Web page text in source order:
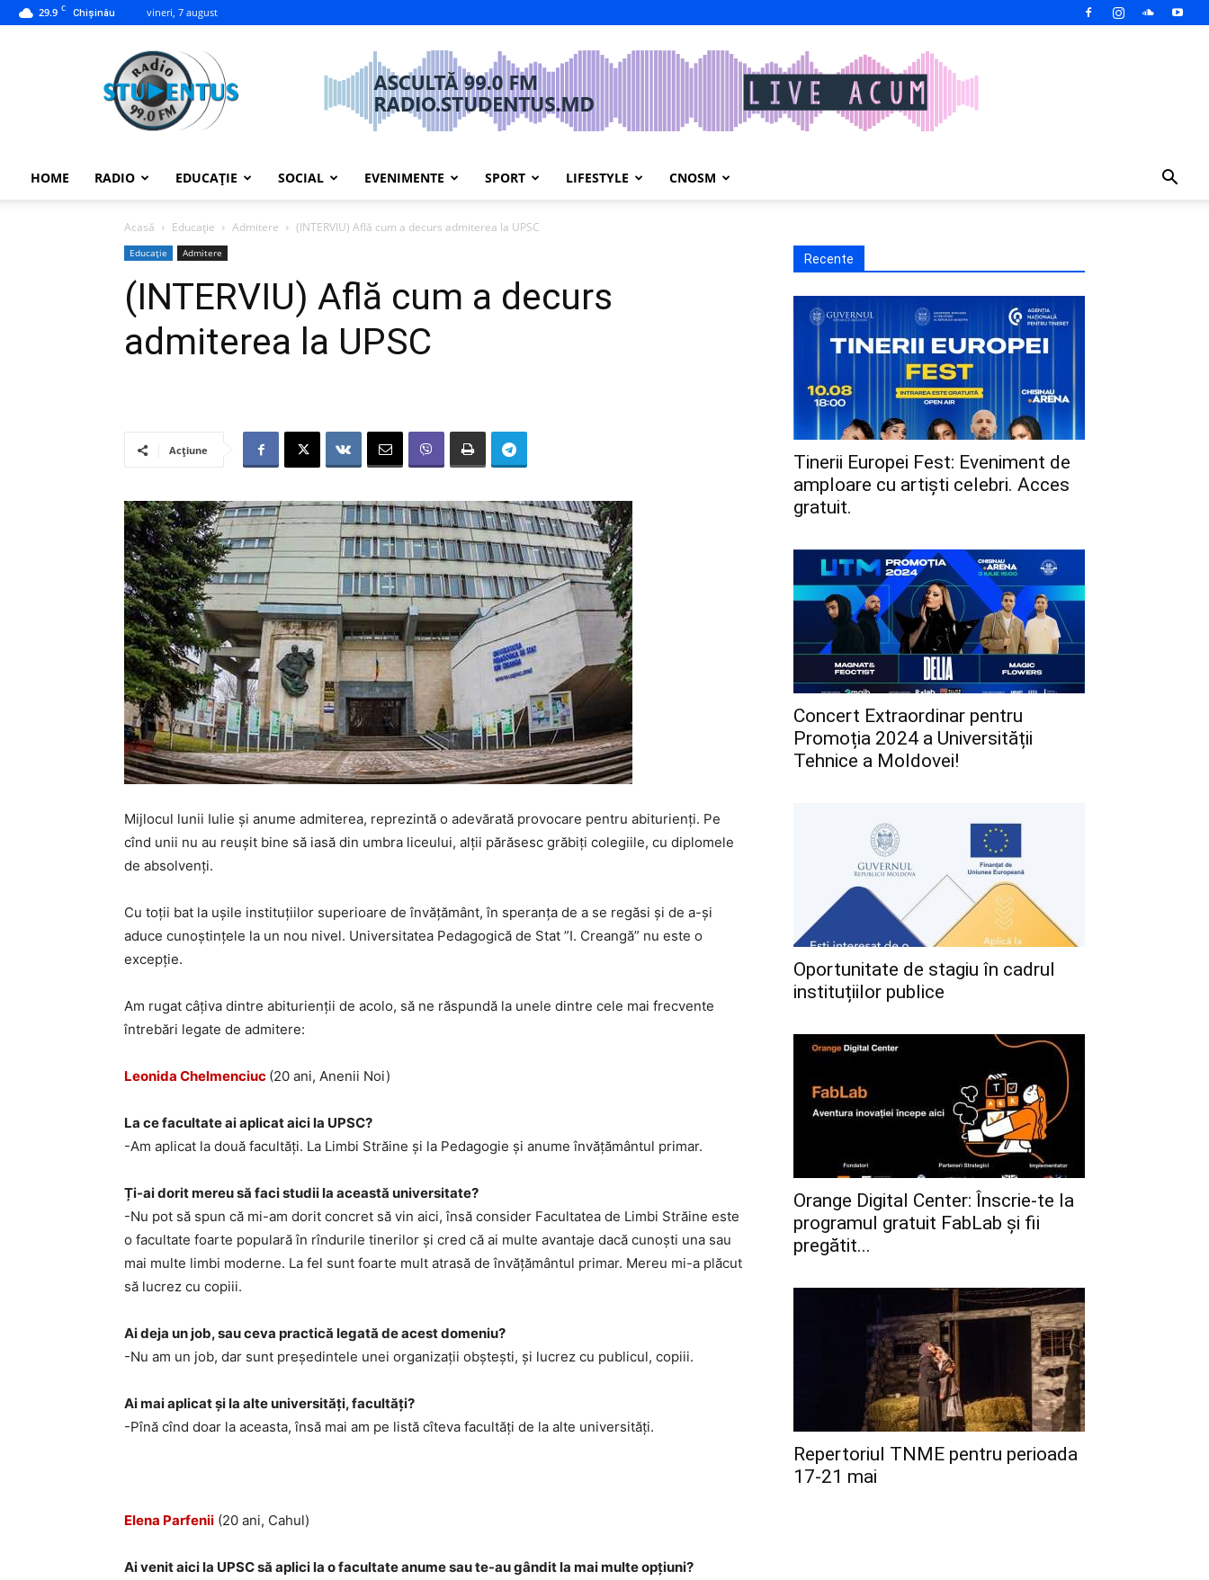
29.9 C Chișinău vineri, 7 august
studentus.md
HOME RADIO EDUCAȚIE SOCIAL EVENIMENTE SPORT LIFESTYLE CNOSM
Acasă Educație Admitere (INTERVIU) Află cum a decurs admiterea la UPSC
Educație Admitere
(INTERVIU) Află cum a decurs
admiterea la UPSC
Acțiune
Mijlocul lunii Iulie și anume admiterea, reprezintă o adevărată provocare pentru abiturienți. Pe
cînd unii nu au reușit bine să iasă din umbra liceului, alții părăsesc grăbiți colegiile, cu diplomele
de absolvenți.
Cu toții bat la ușile instituțiilor superioare de învățământ, în speranța de a se regăsi și de a-și
aduce cunoștințele la un nou nivel. Universitatea Pedagogică de Stat ”I. Creangă” nu este o
excepție.
Am rugat câțiva dintre abiturienții de acolo, să ne răspundă la unele dintre cele mai frecvente
întrebări legate de admitere:
Leonida Chelmenciuc (20 ani, Anenii Noi)
La ce facultate ai aplicat aici la UPSC?
-Am aplicat la două facultăți. La Limbi Străine și la Pedagogie și anume învățământul primar.
Ți-ai dorit mereu să faci studii la această universitate?
-Nu pot să spun că mi-am dorit concret să vin aici, însă consider Facultatea de Limbi Străine este
o facultate foarte populară în rîndurile tinerilor și cred că ai multe avantaje dacă cunoști una sau
mai multe limbi moderne. La fel sunt foarte mult atrasă de învățământul primar. Mereu mi-a plăcut
să lucrez cu copiii.
Ai deja un job, sau ceva practică legată de acest domeniu?
-Nu am un job, dar sunt președintele unei organizații obștești, și lucrez cu publicul, copiii.
Ai mai aplicat și la alte universități, facultăți?
-Pînă cînd doar la aceasta, însă mai am pe listă cîteva facultăți de la alte universități.
Elena Parfenii (20 ani, Cahul)
Ai venit aici la UPSC să aplici la o facultate anume sau te-au gândit la mai multe opțiuni?
Recente
Tinerii Europei Fest: Eveniment de
amploare cu artiști celebri. Acces
gratuit.
Concert Extraordinar pentru
Promoția 2024 a Universității
Tehnice a Moldovei!
Oportunitate de stagiu în cadrul
instituțiilor publice
Orange Digital Center: Înscrie-te la
programul gratuit FabLab și fii
pregătit...
Repertoriul TNME pentru perioada
17-21 mai